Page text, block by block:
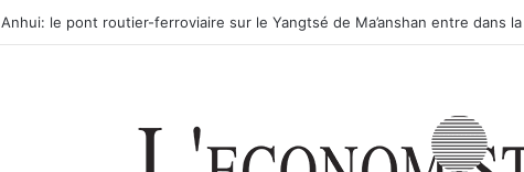
Plan quinquennal 2026-2030 pour l’agriculture: la sécurité alimentaire, un